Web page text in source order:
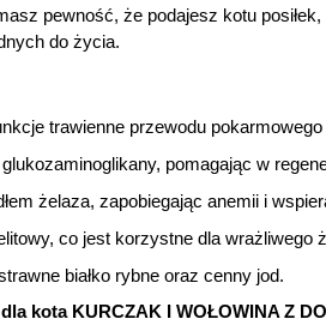
pewność, że podajesz kotu
do życia.
trawienne przewodu
pomagając w
żelaza, zapobiegając anemii i
co jest korzystne dla wrażliwego
białko rybne oraz cenny jod.
kota KURCZAK I WOŁOWINA Z